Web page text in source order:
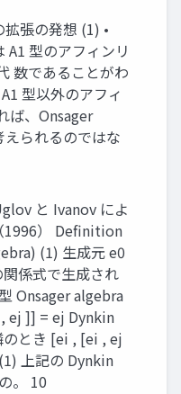
張の発想 (1) •
A1 型のアフィンリ
数であることがわ
型以外のアフィ
ば、Onsager
られるのではな
と Ivanov によ
1996） Definition
(1) 生成元 e0
係式で生成され
Onsager algebra
ej ]] = ej Dynkin
のとき [ei , [ei , ej
上記の Dynkin
。 10